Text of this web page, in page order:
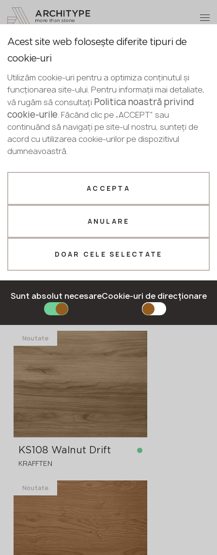
English
Romanian
+40 75 247 87 84
Deveniți partener
O paletă de toate
decorurile din piatră
Filtrele selectate
Selectat 359 diverse decoruri potrivite căutării dvs.
Absolute Black 2 cm
Scalla Naturale
3060x1880x20
mm
comanda în
Noutate
KS108 Walnut Drift
KRAFFTEN
4300x1830x12 mm
Noutate
Deveniți partener
Lăsați detaliile dvs. sau sunați-ne
+40 75 247 87 84
Profilul dvs. de afaceri
Producător Designer
Telefon *
TRIMITEȚI O CERERE
Vă mulțumim
managerii noștri vă vor contacta în
curând
Acest site web folosește diferite tipuri de
cookie-uri
Utilizăm cookie-uri pentru a optimiza conținutul și
funcționarea site-ului. Pentru informații mai detaliate,
vă rugăm să consultați Politica noastră privind
cookie-urile. Făcând clic pe „ACCEPT” sau
continuând să navigați pe site-ul nostru, sunteți de
acord cu utilizarea cookie-urilor pe dispozitivul
dumneavoastră.
DOAR CELE SELECTATE
ANULARE
ACCEPTA
Sunt absolut necesareCookie-uri de direcționare